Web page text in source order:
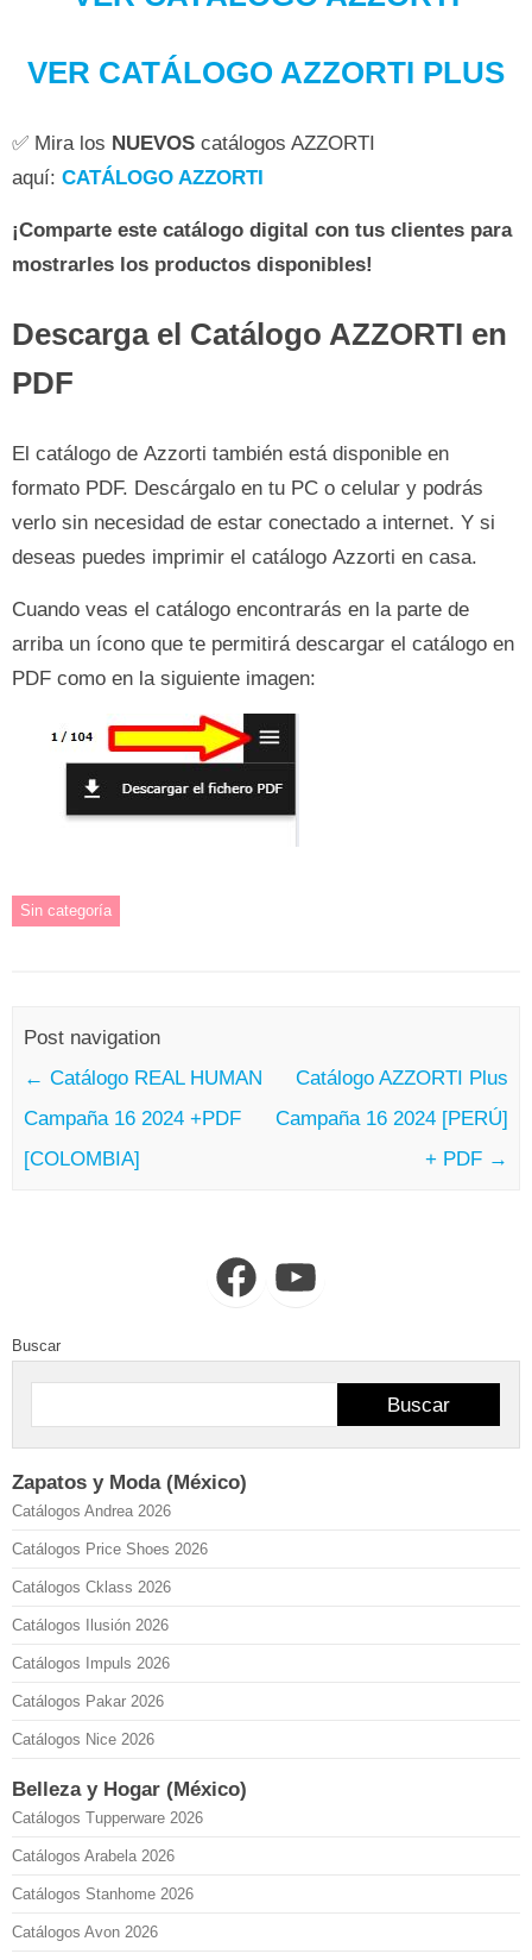
VER CATÁLOGO AZZORTI PLUS
✅ Mira los NUEVOS catálogos AZZORTI
aquí: CATÁLOGO AZZORTI
¡Comparte este catálogo digital con tus clientes para
mostrarles los productos disponibles!
Descarga el Catálogo AZZORTI en
PDF
El catálogo de Azzorti también está disponible en
formato PDF. Descárgalo en tu PC o celular y podrás
verlo sin necesidad de estar conectado a internet. Y si
deseas puedes imprimir el catálogo Azzorti en casa.
Cuando veas el catálogo encontrarás en la parte de
arriba un ícono que te permitirá descargar el catálogo en
PDF como en la siguiente imagen:
Sin categoría
Post navigation
← Catálogo REAL HUMAN
Campaña 16 2024 +PDF
[COLOMBIA]
Catálogo AZZORTI Plus
Campaña 16 2024 [PERÚ]
+ PDF →
FacebookYouTube
Buscar
Buscar
Zapatos y Moda (México)
Catálogos Andrea 2026
Catálogos Price Shoes 2026
Catálogos Cklass 2026
Catálogos Ilusión 2026
Catálogos Impuls 2026
Catálogos Pakar 2026
Catálogos Nice 2026
Belleza y Hogar (México)
Catálogos Tupperware 2026
Catálogos Arabela 2026
Catálogos Stanhome 2026
Catálogos Avon 2026